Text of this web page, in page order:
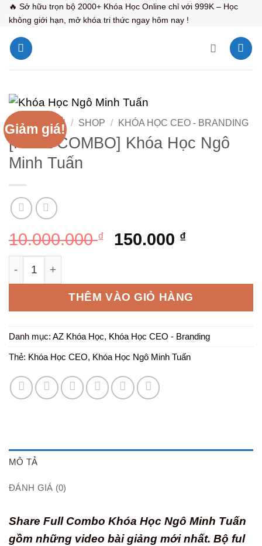
Bỏ
qua
nội
dung
🔥 Sở hữu trọn bộ 2000+ Khóa Học Online chỉ với 999K – Học
không giới hạn, mở khóa tri thức ngay hôm nay !
Giảm giá!
TRANG CHỦ / SHOP / KHÓA HỌC CEO - BRANDING
[FULL COMBO] Khóa Học Ngô
Minh Tuấn
10.000.000₫
Giá
10.000.000 ₫.
150.000 ₫Giá
là:
150.000
[FULL COMBO] Khóa Học Ngô Minh Tuấn số lượng
THÊM VÀO GIỎ HÀNG
Danh mục: AZ Khóa Học, Khóa Học CEO - Branding
Thẻ: Khóa Học CEO, Khóa Học Ngô Minh Tuấn
MÔ TẢ
ĐÁNH GIÁ (0)
Share Full Combo Khóa Học Ngô Minh Tuấn
gồm những video bài giảng mới nhất. Bộ ful